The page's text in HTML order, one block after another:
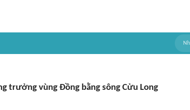
trưởng vùng Đồng bằng sông Cửu Long